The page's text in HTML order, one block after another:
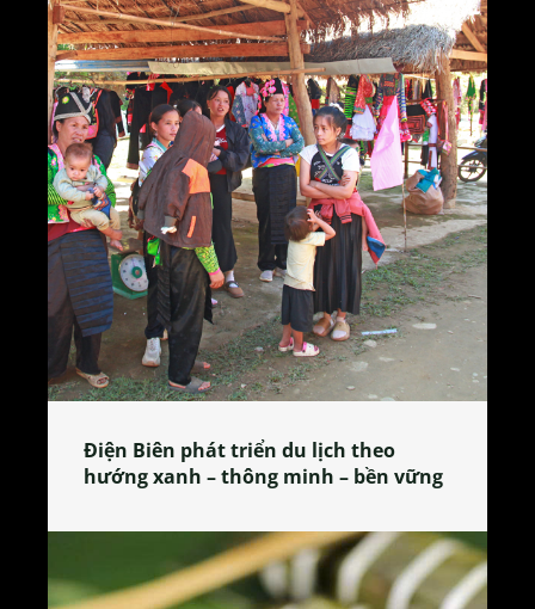
Điện Biên phát triển du lịch theo
hướng xanh – thông minh – bền vững